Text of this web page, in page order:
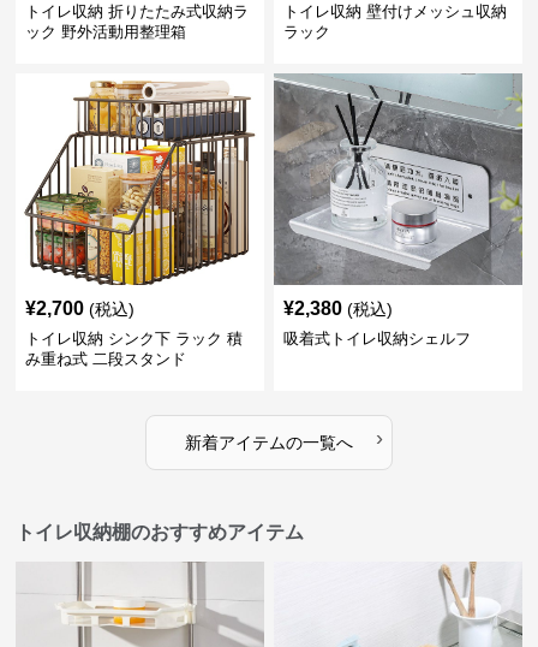
トイレ収納 折りたたみ式収納ラ
ック 野外活動用整理箱
トイレ収納 壁付けメッシュ収納
ラック
¥2,700 (税込)
トイレ収納 シンク下 ラック 積
み重ね式 二段スタンド
¥2,380 (税込)
吸着式トイレ収納シェルフ
新着アイテムの一覧へ ›
トイレ収納棚のおすすめアイテム